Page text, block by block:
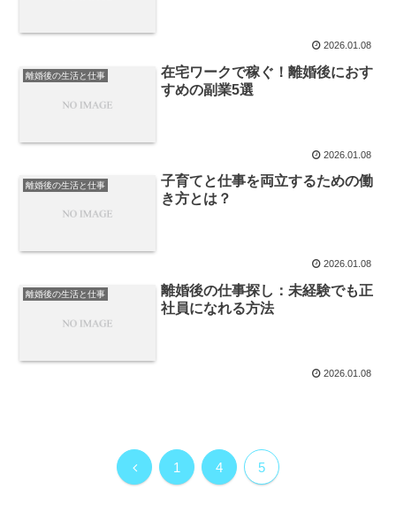
2026.01.08
離婚後の生活と仕事
在宅ワークで稼ぐ！離婚後におす
すめの副業5選
2026.01.08
離婚後の生活と仕事
子育てと仕事を両立するための働
き方とは？
2026.01.08
離婚後の生活と仕事
離婚後の仕事探し：未経験でも正
社員になれる方法
2026.01.08
前 1 4 5